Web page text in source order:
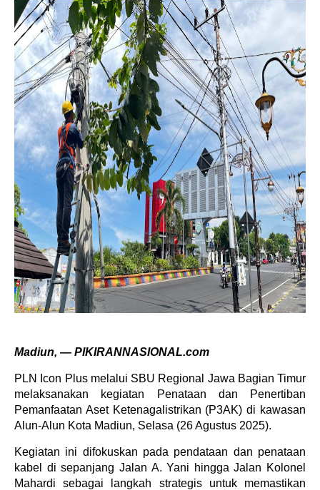
Madiun, — PIKIRANNASIONAL.com
PLN Icon Plus melalui SBU Regional Jawa Bagian Timur
melaksanakan kegiatan Penataan dan Penertiban
Pemanfaatan Aset Ketenagalistrikan (P3AK) di kawasan
Alun-Alun Kota Madiun, Selasa (26 Agustus 2025).
Kegiatan ini difokuskan pada pendataan dan penataan
kabel di sepanjang Jalan A. Yani hingga Jalan Kolonel
Mahardi sebagai langkah strategis untuk memastikan